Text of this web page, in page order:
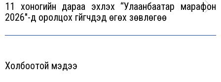
Next
post:
11 хоногийн дараа эхлэх “Улаанбаатар марафон
2026″-д оролцох гүйгчдэд өгөх зөвлөгөө
Холбоотой мэдээ